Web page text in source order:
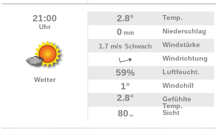
21:00
Uhr
Wetter
2.8° Temp.
0 mm
Niederschlag
1.7 m/s Schwach
Windstärke
Windrichtung
59% Luftfeucht.
1° Windchill
2.8°
Gefühlte
Temp.
80 km Sicht